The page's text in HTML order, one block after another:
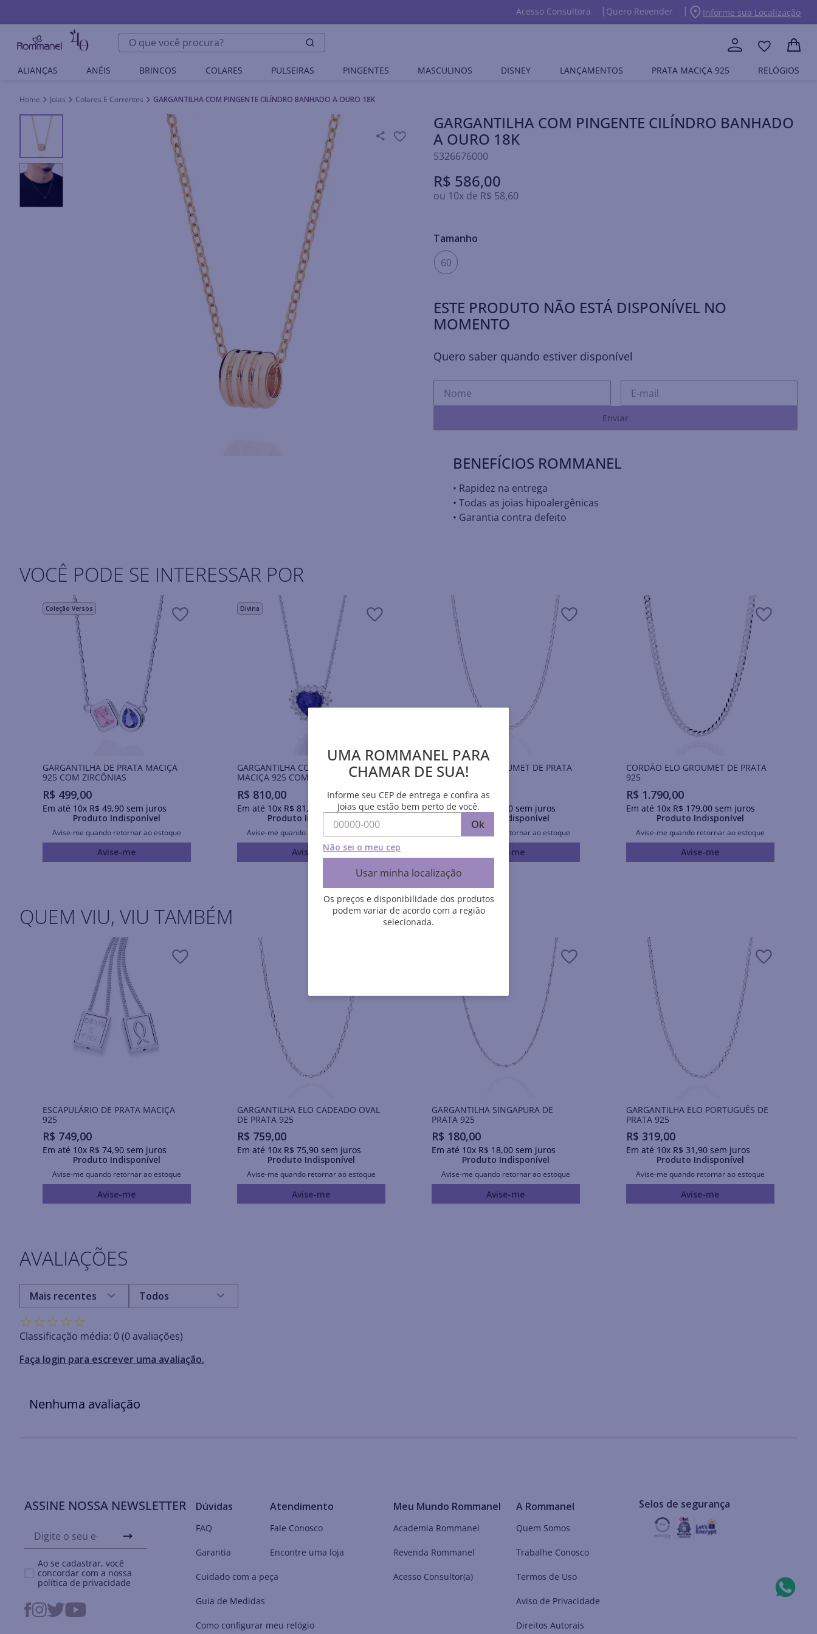
Acesso Consultora Quero Revender Informe sua Localização
O que você procura?
ALIANÇAS ANÉIS BRINCOS COLARES PULSEIRAS PINGENTES MASCULINOS DISNEY LANÇAMENTOS PRATA MACIÇA 925 RELÓGIOS
Joias Colares E Correntes GARGANTILHA COM PINGENTE CILÍNDRO BANHADO A OURO 18K
GARGANTILHA COM PINGENTE CILÍNDRO BANHADO
A OURO 18K
5326676000
R$ 586,00
ou 10x de R$ 58,60
Tamanho
60
ESTE PRODUTO NÃO ESTÁ DISPONÍVEL NO
MOMENTO
Quero saber quando estiver disponível
Enviar
BENEFÍCIOS ROMMANEL
• Rapidez na entrega
• Todas as joias hipoalergênicas
• Garantia contra defeito
VOCÊ PODE SE INTERESSAR POR
Coleção Versos
GARGANTILHA DE PRATA MACIÇA
925 COM ZIRCÔNIAS
R$ 499,00
Em até 10x R$ 49,90sem juros
Produto Indisponível
Avise-me quando retornar ao estoque
Avise-me
Divina
GARGANTILHA CORAÇÃO DE PRATA
MACIÇA 925 COM ZIRCÔNIAS
R$ 810,00
Em até 10x R$ 81 ,
sem juros
Produto Indisponível
Avise-me quando retornar ao estoque
Avise-me
CORDÃO ELO GROUMET DE PRATA
925
R$ 615,00
Em até10xR$ 50sem juros
Produto Indisponível
Avise-me quando retornar ao estoque
Avise-me
CORDÃO ELO GROUMET DE PRATA
925
R$ 1.790,00
Em até 10x R$ 179,00sem juros
Produto Indisponível
Avise-me quando retornar ao estoque
Avise-me
QUEM VIU, VIU TAMBÉM
ESCAPULÁRIO DE PRATA MACIÇA
925
R$ 749,00
Em até 10x R$ 74,90sem juros
Produto Indisponível
Avise-me quando retornar ao estoque
Avise-me
GARGANTILHA ELO CADEADO OVAL
DE PRATA 925
R$ 759,00
Em até 10x R$ 75,90sem juros
Produto Indisponível
Avise-me quando retornar ao estoque
Avise-me
GARGANTILHA SINGAPURA DE
PRATA 925
R$ 180,00
Em até 10x R$ 18,00sem juros
Produto Indisponível
Avise-me quando retornar ao estoque
Avise-me
GARGANTILHA ELO PORTUGUÊS DE
PRATA 925
R$ 319,00
Em até 10x R$ 31 ,90sem juros
Produto Indisponível
Avise-me quando retornar ao estoque
Avise-me
AVALIAÇÕES
☆☆☆☆☆
Classificação média: 0(0 avaliações)
Faça login para escrever uma avaliação.
Mais recentes Todos
Nenhuma avaliação
ASSINE NOSSA NEWSLETTER
Ao se cadastrar, você
concordar com a nossa
política de privacidade
Dúvidas
FAQ
Garantia
Cuidado com a peça
Guia de Medidas
Como configurar meu relógio
Atendimento
Fale Conosco
Encontre uma loja
Meu Mundo Rommanel
Academia Rommanel
Revenda Rommanel
Acesso Consultor(a)
A Rommanel
Quem Somos
Trabalhe Conosco
Termos de Uso
Aviso de Privacidade
Direitos Autorais
Selos de segurança
UMA ROMMANEL PARA
CHAMAR DE SUA!
Informe seu CEP de entrega e confira as
Joias que estão bem perto de você.
Ok
Não sei o meu cep
Usar minha localização
Os preços e disponibilidade dos produtos
podem variar de acordo com a região
selecionada.